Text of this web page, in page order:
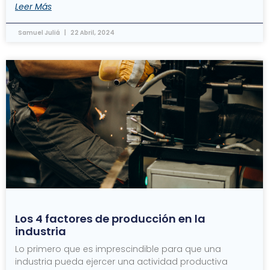
Leer Más
Samuel Juliá 22 Abril, 2024
Los 4 factores de producción en la
industria
Lo primero que es imprescindible para que una
industria pueda ejercer una actividad productiva